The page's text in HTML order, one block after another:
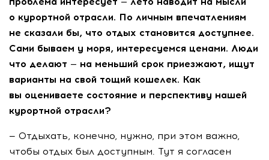
о курортной отрасли. По личным впечатлениям
не сказали бы, что отдых становится доступнее.
Сами бываем у моря, интересуемся ценами. Люди
что делают — на меньший срок приезжают, ищут
варианты на свой тощий кошелек. Как
вы оцениваете состояние и перспективу нашей
курортной отрасли?
— Отдыхать, конечно, нужно, при этом важно,
чтобы отдых был доступным. Тут я согласен